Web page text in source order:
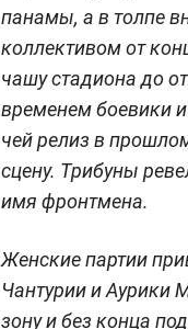
панамы, а в толпе
коллективом от
чашу стадиона до
временем боевики
чей релиз в
сцену. Трибуны
имя фронтмена.
Женские партии
Чантурии и Аурики
зону и без конца